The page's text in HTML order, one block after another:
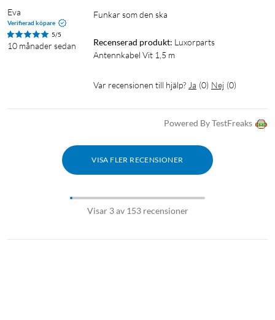
Eva
Verifierad köpare
5/5
10 månader sedan
Funkar som den ska
Recenserad produkt: Luxorparts
Antennkabel Vit 1,5 m
Var recensionen till hjälp? Ja (0) Nej (0)
Powered By TestFreaks
VISA FLER RECENSIONER
Visar 3 av 153 recensioner